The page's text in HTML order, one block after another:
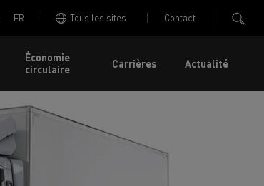
FR Tous les sites Contact
Économie
circulaire
Carrières Actualité